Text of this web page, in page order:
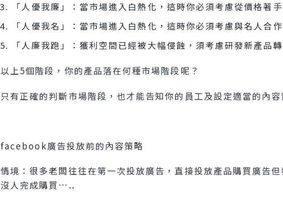
「人優我廉」：當市場進入白熱化，這時你必須考慮從價格著手
「人優我名」：當市場進入白熱化，這時你必須考慮與名人合
「人廉我跑」：獲利空間已經被大幅侵蝕，須考慮研發新產品
以上5個階段，你的產品落在何種市場階段呢？
只有正確的判斷市場階段，也才能告知你的員工及設定適當的內容
facebook廣告投放前的內容策略
情境：很多老闆往往在第一次投放廣告，直接投放產品購買廣告
沒人完成購買…..